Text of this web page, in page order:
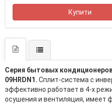
Купити
Серия бытовых
09HRDN1. Сплит-система с
эффективно работает в 4-х
осушения и вентиляция, имеет